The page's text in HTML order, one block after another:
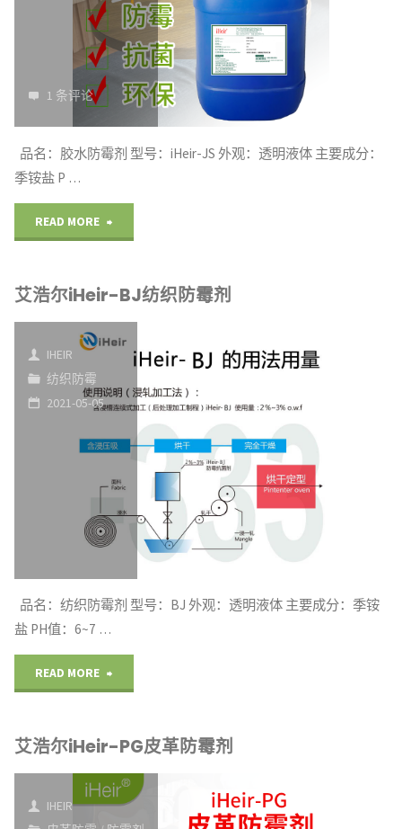
防
霉
剂"
1 条评论
品名：胶水防霉剂 型号：iHeir-JS 外观：透明液体 主要成分：
季铵盐 P …
READ MORE
尔
iHeir-
胶
水
防
霉
艾浩尔iHeir-BJ纺织防霉剂
IHEIR
纺织防霉
2021-05-05
品名：纺织防霉剂 型号：BJ 外观：透明液体 主要成分：季铵
盐 PH值：6~7 …
READ MORE
尔
iHeir-
BJ
艾浩尔iHeir-PG皮革防霉剂
IHEIR